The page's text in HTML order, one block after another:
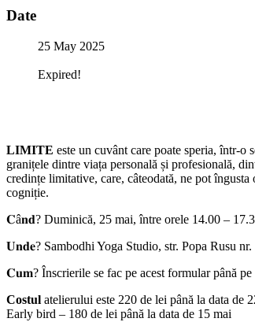
Date
25 May 2025
Expired!
LIMITE este un cuvânt care poate speria, într-o
granițele dintre viața personală și profesională,
credințe limitative, care, câteodată, ne pot
cogniție.
𝐂â𝐧𝐝? Duminică, 25 mai, între orele 14.00 –
𝐔𝐧𝐝𝐞? Sambodhi Yoga Studio, str. Popa Rusu
𝐂𝐮𝐦? Înscrierile se fac pe acest formular până pe
Costul atelierului este 220 de lei până la data de
Early bird – 180 de lei până la data de 15 mai